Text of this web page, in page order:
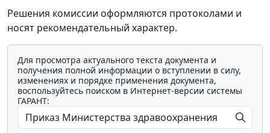
Решения комиссии оформляются протоколами и
носят рекомендательный характер.
Для просмотра актуального текста документа и
получения полной информации о вступлении в силу,
изменениях и порядке применения документа,
воспользуйтесь поиском в Интернет-версии системы
ГАРАНТ: